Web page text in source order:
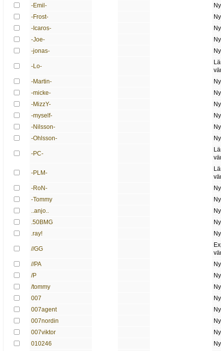
-Emil-
-Frost-
-Icaros-
-Joe-
-jonas-
-Lo-
-Martin-
-micke-
-MizzY-
-myself-
-Nilsson-
-Ohlsson-
-PC-
-PLM-
-RoN-
-Tommy
..anjo..
.50BMG
.ray!
//GG
//PA
/P
/tommy
007
007agent
007nordin
007viktor
010246